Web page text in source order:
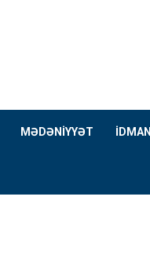
MƏDƏNİYYƏT İDMAN